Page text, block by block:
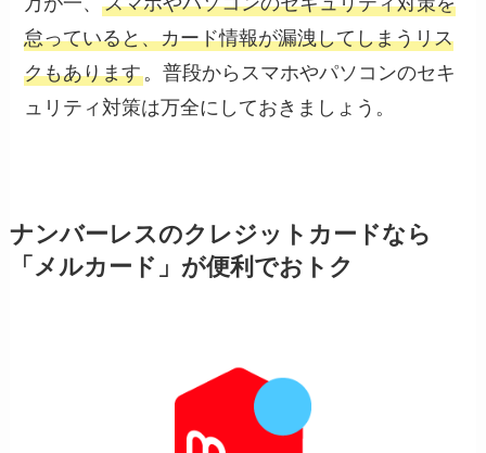
怠っていると、カード情報が漏洩してしまうリス
クもあります。普段からスマホやパソコンのセキ
ュリティ対策は万全にしておきましょう。
ナンバーレスのクレジットカードなら
「メルカード」が便利でおトク